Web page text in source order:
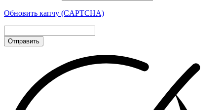
Обновить капчу (CAPTCHA)
Отправить